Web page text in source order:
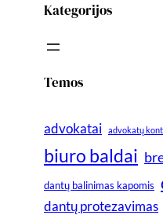
Kategorijos
Temos
advokatai advokatų
biuro baldai
dantų balinimas kapomis
dantų protezavimas